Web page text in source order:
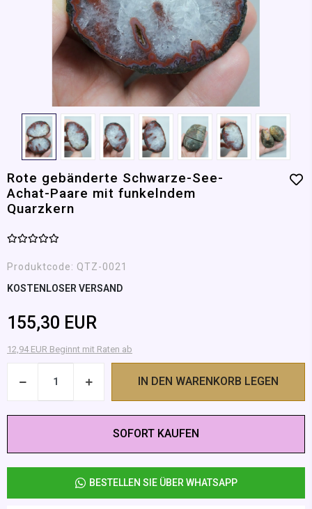
Rote gebänderte Schwarze-See-
Achat-Paare mit funkelndem
Quarzkern
Produktcode: QTZ-0021
KOSTENLOSER VERSAND
155,30 EUR
12,94 EUR Beginnt mit Raten ab
IN DEN WARENKORB LEGEN
SOFORT KAUFEN
BESTELLEN SIE ÜBER WHATSAPP